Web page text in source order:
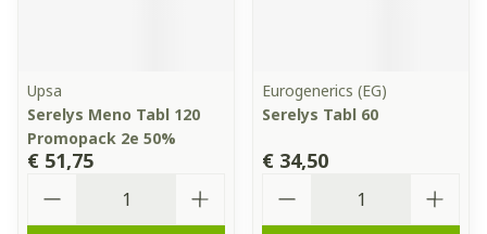
Upsa
Serelys Meno Tabl 120
Promopack 2e 50%
€ 51,75
Eurogenerics (EG)
Serelys Tabl 60
€ 34,50